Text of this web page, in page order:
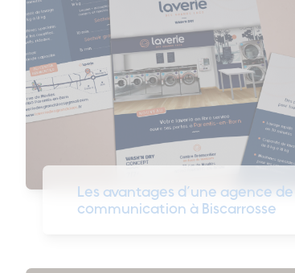
Les avantages d’une agence de
communication à Biscarrosse